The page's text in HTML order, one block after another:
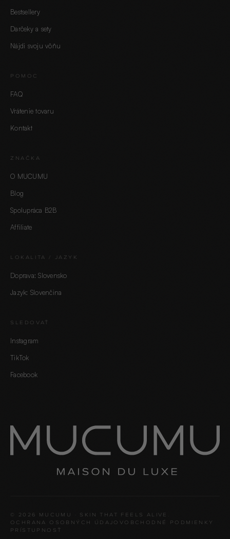
Bestsellery
Darčeky a sety
Nájdi svoju vôňu
POMOC
FAQ
Vrátenie tovaru
Kontakt
ZNAČKA
O MUCUMU
Blog
Spolupráca B2B
Affiliate
LOKALITA / JAZYK
Doprava: Slovensko
Jazyk: Slovenčina
SLEDOVAŤ
Instagram
TikTok
Facebook
© 2026 MUCUMU · SKIN THAT FEELS ALIVE.
OCHRANA OSOBNÝCH ÚDAJOV OBCHODNÉ PODMIENKY
PRÍSTUPNOSŤ
SPUSTIŤ KVÍZ →